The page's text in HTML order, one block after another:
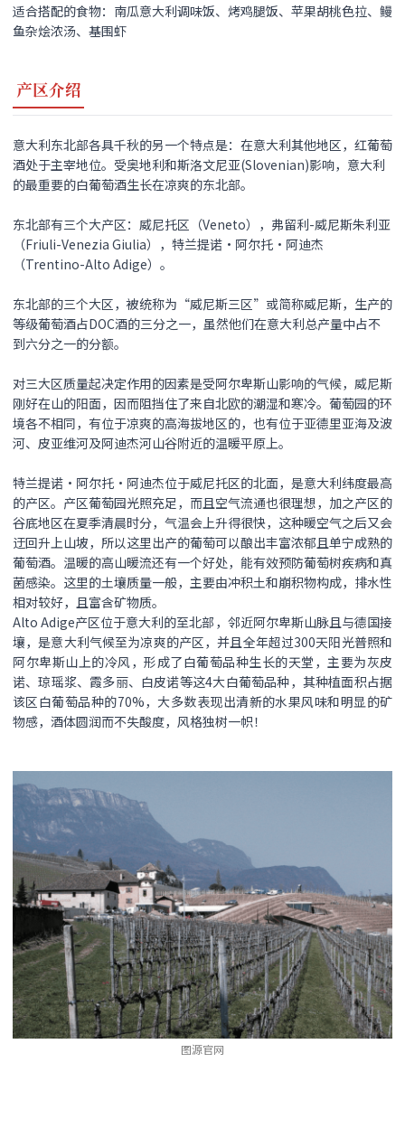
适合搭配的食物：南瓜意大利调味饭、烤鸡腿饭、苹果胡桃色拉、鳗
鱼杂烩浓汤、基围虾
产区介绍
意大利东北部各具千秋的另一个特点是：在意大利其他地区，红葡萄
酒处于主宰地位。受奥地利和斯洛文尼亚(Slovenian)影响，意大利
的最重要的白葡萄酒生长在凉爽的东北部。
东北部有三个大产区：威尼托区（Veneto），弗留利-威尼斯朱利亚
（Friuli-Venezia Giulia），特兰提诺·阿尔托·阿迪杰
（Trentino-Alto Adige）。
东北部的三个大区，被统称为“威尼斯三区”或简称威尼斯，生产的
等级葡萄酒占DOC酒的三分之一，虽然他们在意大利总产量中占不
到六分之一的分额。
对三大区质量起决定作用的因素是受阿尔卑斯山影响的气候，威尼斯
刚好在山的阳面，因而阻挡住了来自北欧的潮湿和寒冷。葡萄园的环
境各不相同，有位于凉爽的高海拔地区的，也有位于亚德里亚海及波
河、皮亚维河及阿迪杰河山谷附近的温暖平原上。
特兰提诺·阿尔托·阿迪杰位于威尼托区的北面，是意大利纬度最高
的产区。产区葡萄园光照充足，而且空气流通也很理想，加之产区的
谷底地区在夏季清晨时分，气温会上升得很快，这种暖空气之后又会
迂回升上山坡，所以这里出产的葡萄可以酿出丰富浓郁且单宁成熟的
葡萄酒。温暖的高山暖流还有一个好处，能有效预防葡萄树疾病和真
菌感染。这里的土壤质量一般，主要由冲积土和崩积物构成，排水性
相对较好，且富含矿物质。
Alto Adige产区位于意大利的至北部，邻近阿尔卑斯山脉且与德国接
壤，是意大利气候至为凉爽的产区，并且全年超过300天阳光普照和
阿尔卑斯山上的冷风，形成了白葡萄品种生长的天堂，主要为灰皮
诺、琼瑶浆、霞多丽、白皮诺等这4大白葡萄品种，其种植面积占据
该区白葡萄品种的70%，大多数表现出清新的水果风味和明显的矿
物感，酒体圆润而不失酸度，风格独树一帜！
图源官网